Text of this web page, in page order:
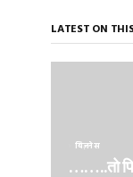
LATEST ON
बिज़नेस
……..तो